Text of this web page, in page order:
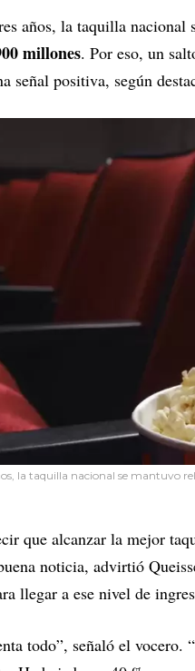
años, la taquilla nacional
millones. Por eso, un
señal positiva, según
la taquilla nacional se mantuvo
que alcanzar la mejor
noticia, advirtió
llegar a ese nivel de
todo”, señaló el vocero.